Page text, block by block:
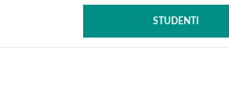
STUDENTI